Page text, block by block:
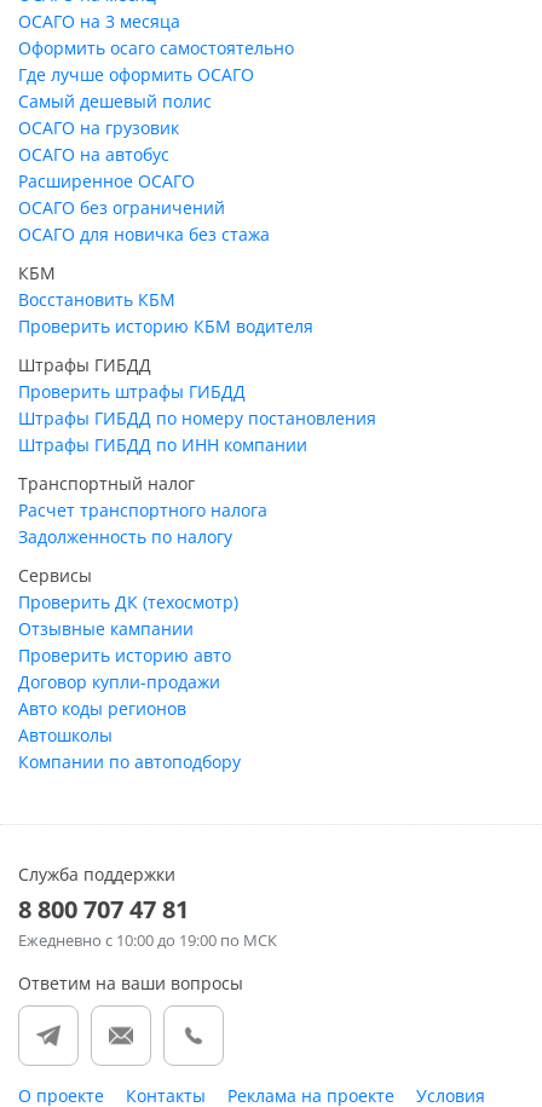
ОСАГО на 3 месяца
Оформить осаго самостоятельно
Где лучше оформить ОСАГО
Самый дешевый полис
ОСАГО на грузовик
ОСАГО на автобус
Расширенное ОСАГО
ОСАГО без ограничений
ОСАГО для новичка без стажа
КБМ
Восстановить КБМ
Проверить историю КБМ водителя
Штрафы ГИБДД
Проверить штрафы ГИБДД
Штрафы ГИБДД по номеру постановления
Штрафы ГИБДД по ИНН компании
Транспортный налог
Расчет транспортного налога
Задолженность по налогу
Сервисы
Проверить ДК (техосмотр)
Отзывные кампании
Проверить историю авто
Договор купли-продажи
Авто коды регионов
Автошколы
Компании по автоподбору
Служба поддержки
8 800 707 47 81
Ежедневно с 10:00 до 19:00 по МСК
Ответим на ваши вопросы
О проекте Контакты Реклама на проекте Условия